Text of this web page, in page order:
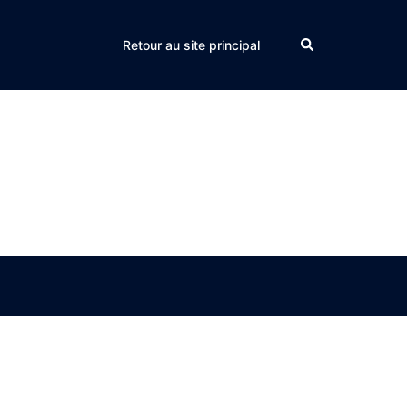
Retour au site principal Search